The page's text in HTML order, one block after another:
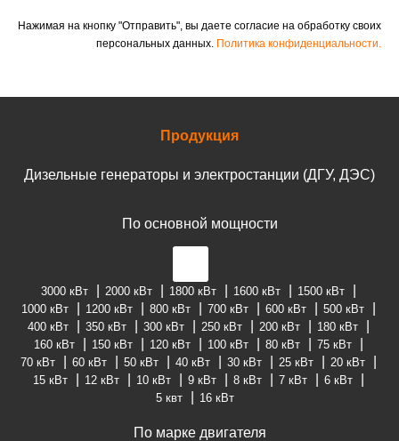
Нажимая на кнопку "Отправить", вы даете согласие на обработку своих
персональных данных. Политика конфиденциальности.
Продукция
Дизельные генераторы и электростанции (ДГУ, ДЭС)
По основной мощности
3000 кВт 2000 кВт 1800 кВт 1600 кВт
1500 кВт
1000 кВт
1200 кВт 800 кВт 700 кВт 600 кВт
500 кВт
400 кВт
350 кВт 300 кВт 250 кВт 200 кВт
180 кВт
160 кВт
150 кВт 120 кВт 100 кВт 80 кВт
75 кВт
70 кВт
60 кВт 50 кВт 40 кВт 30 кВт 25 кВт
20 кВт
15 кВт
12 кВт 10 кВт 9 кВт 8 кВт 7 кВт
6 кВт
5 квт
16 кВт
По марке двигателя